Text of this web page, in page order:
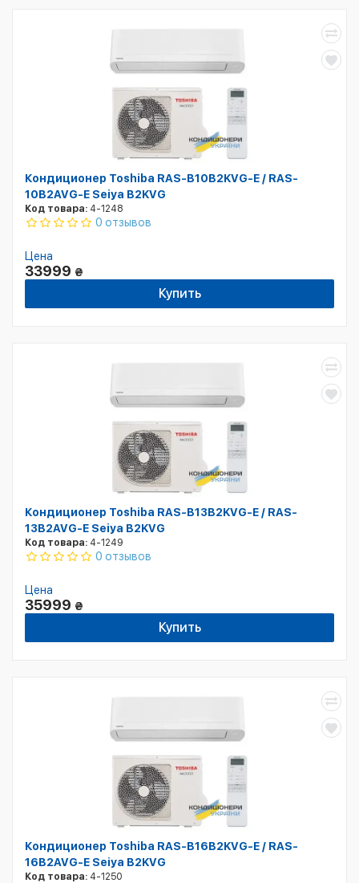
Кондиционер Toshiba RAS-B10B2KVG-E / RAS-
10B2AVG-E Seiya B2KVG
Код товара: 4-1248
0 отзывов
Цена
33999 ₴
Купить
Кондиционер Toshiba RAS-B13B2KVG-E / RAS-
13B2AVG-E Seiya B2KVG
Код товара: 4-1249
0 отзывов
Цена
35999 ₴
Купить
Кондиционер Toshiba RAS-B16B2KVG-E / RAS-
16B2AVG-E Seiya B2KVG
Код товара: 4-1250